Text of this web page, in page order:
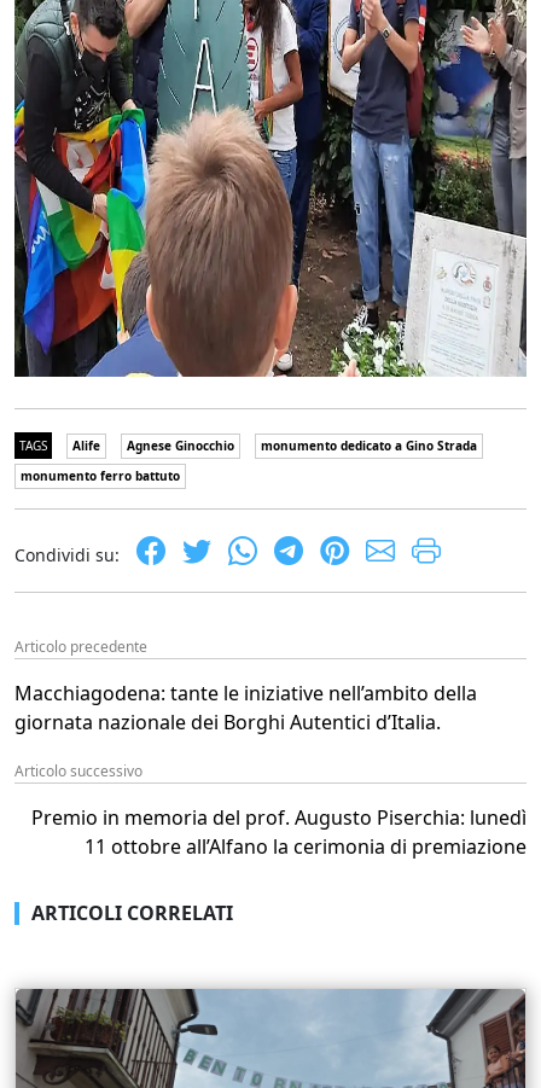
TAGS Alife Agnese Ginocchio
monumento dedicato a Gino Strada
monumento ferro battuto
Condividi su:
Articolo precedente
Macchiagodena: tante le iniziative nell’ambito della
giornata nazionale dei Borghi Autentici d’Italia.
Articolo successivo
Premio in memoria del prof. Augusto Piserchia: lunedì
11 ottobre all’Alfano la cerimonia di premiazione
ARTICOLI CORRELATI